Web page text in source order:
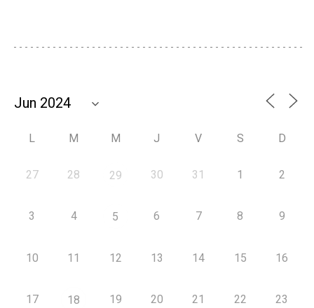
L M M J V S D
27 28 29 30 31 1 2
3 4 5 6 7 8 9
10 11 12 13 14 15 16
17 18 19 20 21 22 23